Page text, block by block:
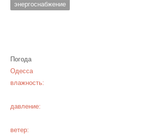
энергоснабжение
Погода
Одесса
влажность:
давление:
ветер: